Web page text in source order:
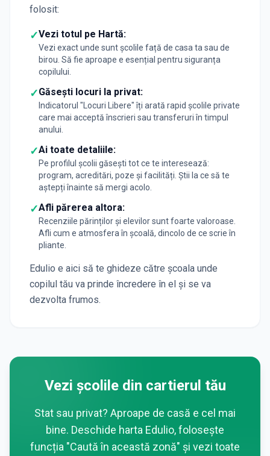
folosit:
✓Vezi totul pe Hartă:
Vezi exact unde sunt școlile față de casa ta sau de
birou. Să fie aproape e esențial pentru siguranța
copilului.
✓Găsești locuri la privat:
Indicatorul "Locuri Libere" îți arată rapid școlile private
care mai acceptă înscrieri sau transferuri în timpul
anului.
✓Ai toate detaliile:
Pe profilul școlii găsești tot ce te interesează:
program, acreditări, poze și facilități. Știi la ce să te
aștepți înainte să mergi acolo.
✓Afli părerea altora:
Recenziile părinților și elevilor sunt foarte valoroase.
Afli cum e atmosfera în școală, dincolo de ce scrie în
pliante.
Edulio e aici să te ghideze către școala unde
copilul tău va prinde încredere în el și se va
dezvolta frumos.
Vezi școlile din cartierul tău
Stat sau privat? Aproape de casă e cel mai
bine. Deschide harta Edulio, folosește
funcția "Caută în această zonă" și vezi toate